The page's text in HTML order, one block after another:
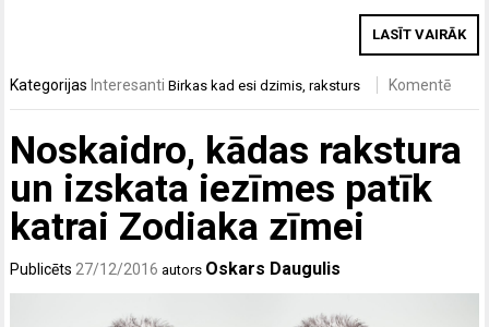
LASĪT VAIRĀK
Kategorijas Interesanti Birkas kad esi dzimis,raksturs Komentē
Noskaidro, kādas rakstura
un izskata iezīmes patīk
katrai Zodiaka zīmei
Publicēts 27/12/2016 autors Oskars Daugulis